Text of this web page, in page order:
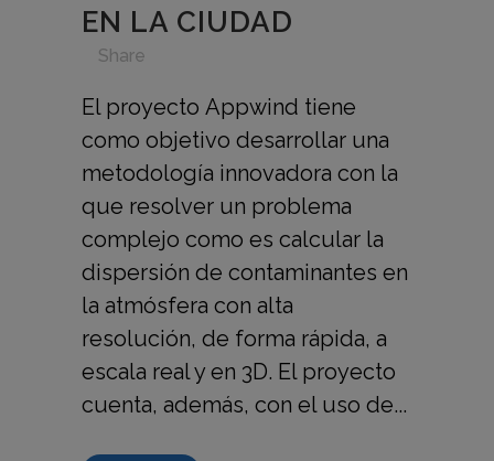
EN LA CIUDAD
Share
El proyecto Appwind tiene
como objetivo desarrollar una
metodología innovadora con la
que resolver un problema
complejo como es calcular la
dispersión de contaminantes en
la atmósfera con alta
resolución, de forma rápida, a
escala real y en 3D. El proyecto
cuenta, además, con el uso de...